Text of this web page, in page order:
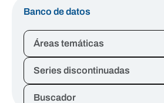
Banco de datos
Áreas temáticas
Series discontinuadas
Buscador